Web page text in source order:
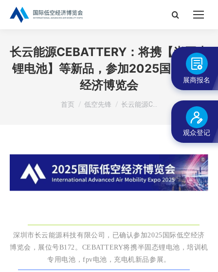
搜
长云能源CEBATTERY：将携【半固态
锂电池】等新品，参加2025国际低空
经济博览会
您在这里：
首页 低空先锋 长云能源C…
深圳市长云能源科技有限公司
，已确认参加2025国际低空经济
博览会，展位号B172。CEBATTERY将携半固态锂电池，培训机
专用电池，fpv电池，充电机新品参展。
展商报名
观众登记